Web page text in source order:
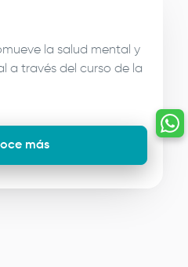
la salud mental y
a través del curso de la
más